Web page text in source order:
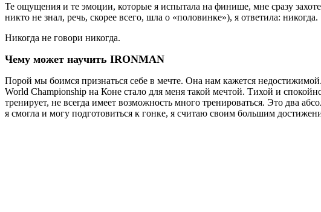
Те ощущения и те эмоции, которые я испытала на финише, мне сразу
никто не знал, речь, скорее всего, шла о «половинке»), я ответила: никогда.
Никогда не говори никогда.
Чему может научить IRONMAN
Порой мы боимся признаться себе в мечте. Она нам кажется
World Championship на Коне стало для меня такой мечтой. Тихой и
тренирует, не всегда имеет возможность много тренироваться. Это два
я смогла и могу подготовиться к гонке, я считаю своим большим